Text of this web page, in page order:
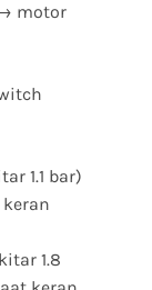
motor
1.1 bar)
1.8